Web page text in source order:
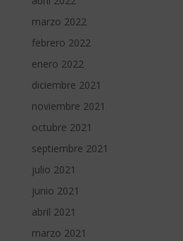
marzo 2022
febrero 2022
enero 2022
diciembre 2021
noviembre 2021
octubre 2021
septiembre 2021
julio 2021
junio 2021
abril 2021
marzo 2021